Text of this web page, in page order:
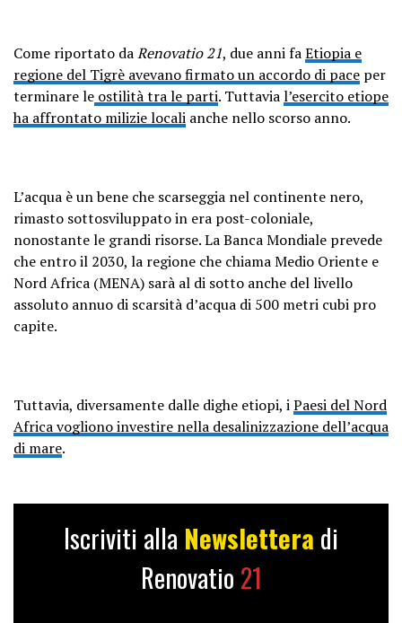
Come riportato daRenovatio 21, due anni faEtiopia e
regione del Tigrè avevano firmato un accordo di pace per
terminare le ostilità tra le parti. Tuttavial’esercito etiope
ha affrontato milizie locali anche nello scorso anno.
L’acqua è un bene che scarseggia nel continente nero,
rimasto sottosviluppato in era post-coloniale,
nonostante le grandi risorse. La Banca Mondiale prevede
che entro il 2030, la regione che chiama Medio Oriente e
Nord Africa (MENA) sarà al di sotto anche del livello
assoluto annuo di scarsità d’acqua di 500 metri cubi pro
capite.
Tuttavia, diversamente dalle dighe etiopi, iPaesi del Nord
Africa vogliono investire nella desalinizzazione dell’acqua
di mare.
Iscriviti alla Newslettera di
Renovatio 21